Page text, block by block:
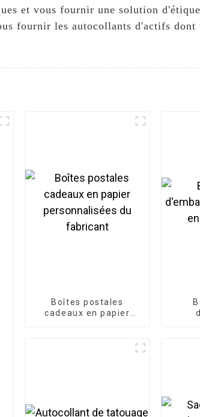
et vous fournir une solution
fournir les autocollants d'actifs dont
Boîtes postales
cadeaux en papier